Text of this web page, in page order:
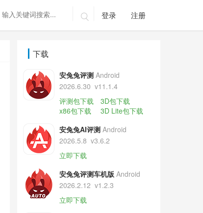
 登录 注册
下载
安兔兔评测 Android
2026.6.30 v11.1.4
评测包下载
3D包下载
x86包下载
3D Lite包下载
安兔兔AI评测 Android
2026.5.8 v3.6.2
立即下载
安兔兔评测车机版 Android
2026.2.12 v1.2.3
立即下载